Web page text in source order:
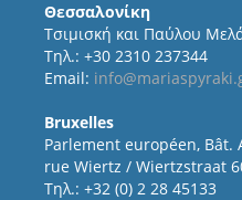
Θεσσαλονίκη
Τσιμισκή και Παύλου
Τηλ.: +30 2310 237344
Email:
Bruxelles
Parlement européen, Bât.
rue Wiertz / Wiertzstraat
Τηλ.: +32 (0) 2 28 45133